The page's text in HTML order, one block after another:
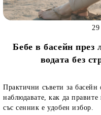
Бебе в басейн през
водата без
Практични съвети за басейн
наблюдавате, как да
със сенник е удобен избор.